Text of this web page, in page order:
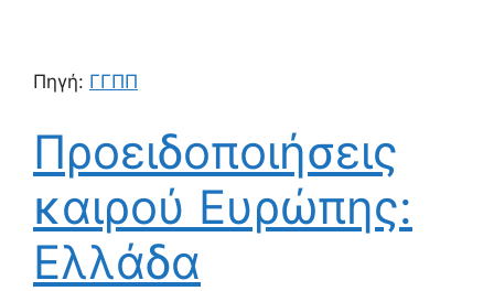
Πηγή: ΓΓΠΠ
Προειδοποιήσεις
καιρού Ευρώπης:
Ελλάδα